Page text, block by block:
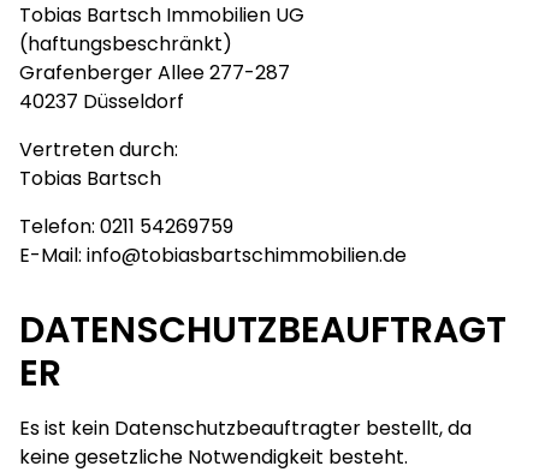
Tobias Bartsch Immobilien UG
(haftungsbeschränkt)
Grafenberger Allee 277-287
40237 Düsseldorf
Vertreten durch:
Tobias Bartsch
Telefon: 0211 54269759
E-Mail: info@tobiasbartschimmobilien.de
DATENSCHUTZBEAUFTRAGT
ER
Es ist kein Datenschutzbeauftragter bestellt, da
keine gesetzliche Notwendigkeit besteht.